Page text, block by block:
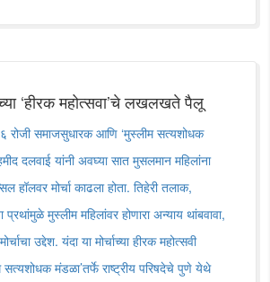
‘हीरक महोत्सवा’चे लखलखते पैलू
रोजी समाजसुधारक आणि ‘मुस्लीम सत्यशोधक
दलवाई यांनी अवघ्या सात मुसलमान महिलांना
हॉलवर मोर्चा काढला होता. तिहेरी तलाक,
प्रथांमुळे मुस्लीम महिलांवर होणारा अन्याय थांबवावा,
उद्देश. यंदा या मोर्चाच्या हीरक महोत्सवी
सत्यशोधक मंडळा’तर्फे राष्ट्रीय परिषदेचे पुणे येथे